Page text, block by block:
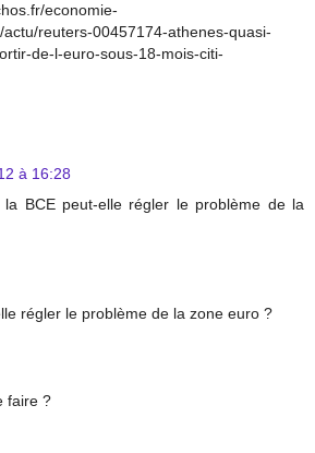
economie-
actu/reuters-00457174-athenes-quasi-
de-l-euro-sous-18-mois-citi-
à 16:28
BCE peut-elle régler le problème de la
régler le problème de la zone euro ?
faire ?